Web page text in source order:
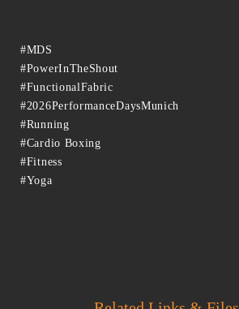
#MDS
#PowerInTheShout
#FunctionalFabric
#2026PerformanceDaysMunich
#Running
#Cardio Boxing
#Fitness
#Yoga